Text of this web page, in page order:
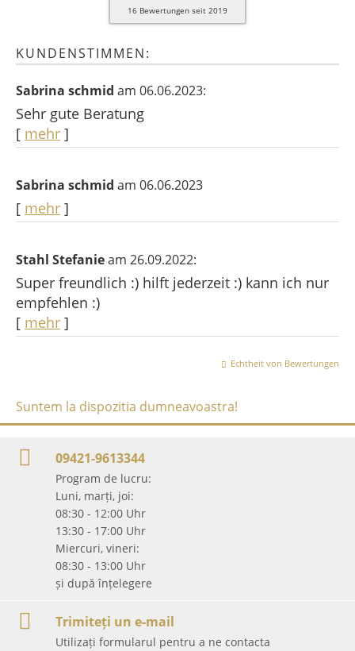
16 Bewertungen seit 2019
KUNDENSTIMMEN:
Sabrina schmid am 06.06.2023:
Sehr gute Beratung
[ mehr ]
Sabrina schmid am 06.06.2023
[ mehr ]
Stahl Stefanieam 26.09.2022:
Super freundlich :) hilft jederzeit :) kann ich nur
empfehlen :)
[ mehr ]
Echtheit von Bewertungen
Suntem la dispozitia dumneavoastra!
09421-9613344
Program de lucru:
Luni, marți, joi:
08:30 - 12:00 Uhr
13:30 - 17:00 Uhr
Miercuri, vineri:
08:30 - 13:00 Uhr
și după înțelegere
Trimiteți un e-mail
Utilizați formularul pentru a ne contacta